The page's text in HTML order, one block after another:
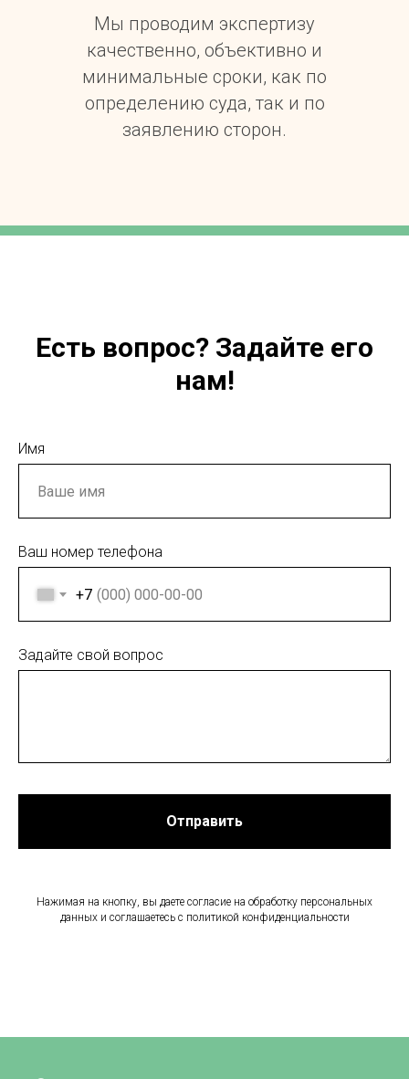
Мы проводим экспертизу
качественно, объективно и
минимальные сроки, как по
определению суда, так и по
заявлению сторон.
Есть вопрос? Задайте его
нам!
Имя
Ваш номер телефона
+7
Задайте свой вопрос
Отправить
Нажимая на кнопку, вы даете согласие на обработку персональных
данных и соглашаетесь c политикой конфиденциальности